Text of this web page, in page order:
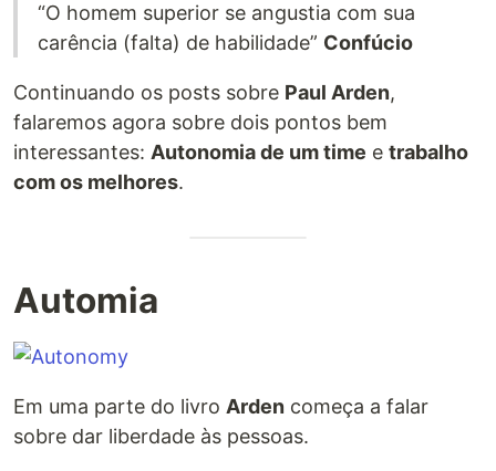
“O homem superior se angustia com sua
carência (falta) de habilidade” Confúcio
Continuando os posts sobre Paul Arden,
falaremos agora sobre dois pontos bem
interessantes: Autonomia de um time e trabalho
com os melhores.
Automia
Em uma parte do livro Arden começa a falar
sobre dar liberdade às pessoas.